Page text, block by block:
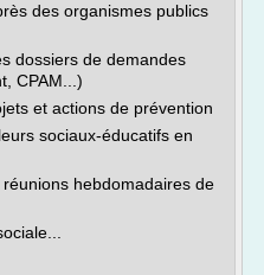
des organismes publics
dossiers de demandes
CPAM...)
et actions de prévention
sociaux-éducatifs en
hebdomadaires de